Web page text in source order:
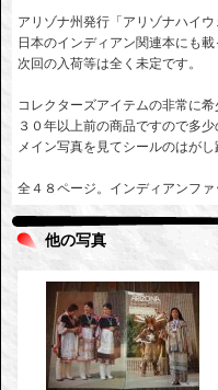
アリゾナ州発行「アリゾナハイ
日本のインディアン関連本にも
次回の入荷等は全く未定です。
コレクターズアイテムの非常に
３０年以上前の商品ですので多
メイン写真を見てシールのはが
全４８ページ。インディアンフ
他の写真